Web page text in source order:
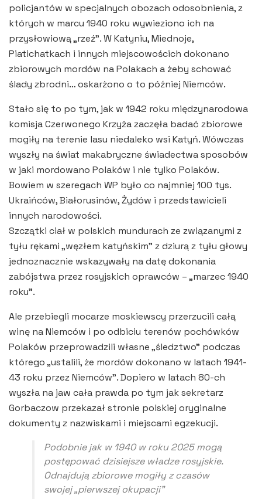
policjantów w specjalnych obozach odosobnienia, z
których w marcu 1940 roku wywieziono ich na
przysłowiową „rzeź”. W Katyniu, Miednoje,
Piatichatkach i innych miejscowościch dokonano
zbiorowych mordów na Polakach a żeby schować
ślady zbrodni… oskarżono o to później Niemców.
Stało się to po tym, jak w 1942 roku międzynarodowa
komisja Czerwonego Krzyża zaczęła badać zbiorowe
mogiły na terenie lasu niedaleko wsi Katyń. Wówczas
wyszły na świat makabryczne świadectwa sposobów
w jaki mordowano Polaków i nie tylko Polaków.
Bowiem w szeregach WP było co najmniej 100 tys.
Ukraińców, Białorusinów, Żydów i przedstawicieli
innych narodowości.
Szczątki ciał w polskich mundurach ze związanymi z
tyłu rękami „węzłem katyńskim” z dziurą z tyłu głowy
jednoznacznie wskazywały na datę dokonania
zabójstwa przez rosyjskich oprawców – „marzec 1940
roku”.
Ale przebiegli mocarze moskiewscy przerzucili całą
winę na Niemców i po odbiciu terenów pochówków
Polaków przeprowadzili własne „śledztwo” podczas
którego „ustalili, że mordów dokonano w latach 1941-
43 roku przez Niemców”. Dopiero w latach 80-ch
wyszła na jaw cała prawda po tym jak sekretarz
Gorbaczow przekazał stronie polskiej oryginalne
dokumenty z nazwiskami i miejscami egzekucji.
Podobnie jak w 1940 w roku 2025 mogą
postępować dzisiejsze władze rosyjskie.
Odnajdują zbiorowe mogiły z czasów
swojej „pierwszej okupacji”